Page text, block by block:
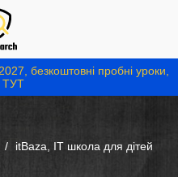
безкоштовні пробні уроки,
ТУТ
itBaza, IT школа для дітей